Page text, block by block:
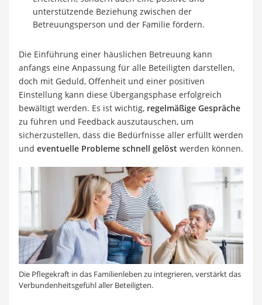
unterstützende Beziehung zwischen der
Betreuungsperson und der Familie fördern.
Die Einführung einer häuslichen Betreuung kann
anfangs eine Anpassung für alle Beteiligten darstellen,
doch mit Geduld, Offenheit und einer positiven
Einstellung kann diese Übergangsphase erfolgreich
bewältigt werden. Es ist wichtig, regelmäßige Gespräche
zu führen und Feedback auszutauschen, um
sicherzustellen, dass die Bedürfnisse aller erfüllt werden
und eventuelle Probleme schnell gelöst werden können.
Die Pflegekraft in das Familienleben zu integrieren, verstärkt das
Verbundenheitsgefühl aller Beteiligten.